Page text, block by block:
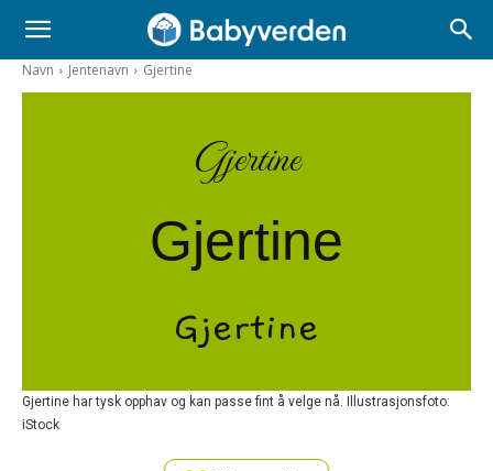
Navn Jentenavn Gjertine
Gjertine
Gjertine
Gjertine
Gjertine har tysk opphav og kan passe fint å velge nå. Illustrasjonsfoto:
iStock